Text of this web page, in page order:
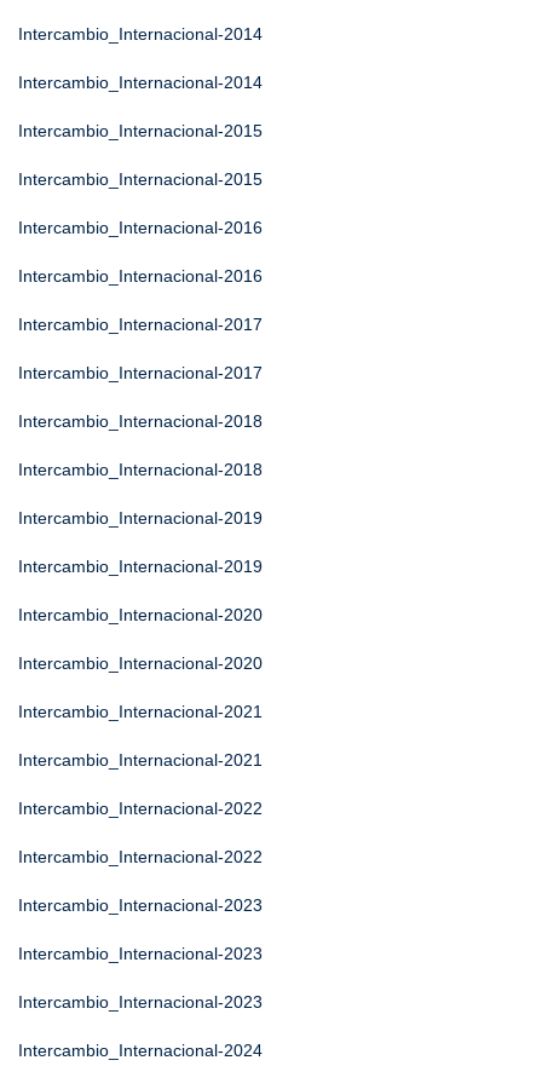
Intercambio_Internacional-2014
Intercambio_Internacional-2014
Intercambio_Internacional-2015
Intercambio_Internacional-2015
Intercambio_Internacional-2016
Intercambio_Internacional-2016
Intercambio_Internacional-2017
Intercambio_Internacional-2017
Intercambio_Internacional-2018
Intercambio_Internacional-2018
Intercambio_Internacional-2019
Intercambio_Internacional-2019
Intercambio_Internacional-2020
Intercambio_Internacional-2020
Intercambio_Internacional-2021
Intercambio_Internacional-2021
Intercambio_Internacional-2022
Intercambio_Internacional-2022
Intercambio_Internacional-2023
Intercambio_Internacional-2023
Intercambio_Internacional-2023
Intercambio_Internacional-2024